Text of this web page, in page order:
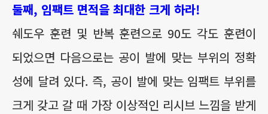
둘째, 임팩트 면적을 최대한 크게 하라!
쉐도우 훈련 및 반복 훈련으로 90도 각도 훈련이
되었으면 다음으로는 공이 발에 맞는 부위의 정확
성에 달려 있다. 즉, 공이 발에 맞는 임팩트 부위를
크게 갖고 갈 때 가장 이상적인 리시브 느낌을 받게